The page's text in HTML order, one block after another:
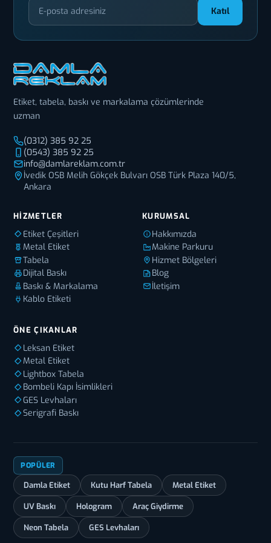
Katıl
Etiket, tabela, baskı ve markalama çözümlerinde
uzman
(0312) 385 92 25
(0543) 385 92 25
info@damlareklam.com.tr
İvedik OSB Melih Gökçek Bulvarı OSB Türk Plaza 140/5,
Ankara
HIZMETLER
Etiket Çeşitleri
Metal Etiket
Tabela
Dijital Baskı
Baskı & Markalama
Kablo Etiketi
KURUMSAL
Hakkımızda
Makine Parkuru
Hizmet Bölgeleri
Blog
İletişim
ÖNE ÇIKANLAR
Leksan Etiket
Metal Etiket
Lightbox Tabela
Bombeli Kapı İsimlikleri
GES Levhaları
Serigrafi Baskı
POPÜLER
Damla Etiket Kutu Harf Tabela Metal Etiket
UV Baskı Hologram Araç Giydirme
Neon Tabela GES Levhaları